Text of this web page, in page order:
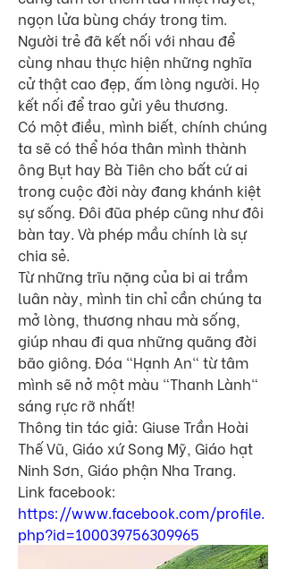
ngọn lửa bùng cháy trong tim.
Người trẻ đã kết nối với nhau để
cùng nhau thực hiện những nghĩa
cử thật cao đẹp, ấm lòng người. Họ
kết nối để trao gửi yêu thương.
Có một điều, mình biết, chính chúng
ta sẽ có thể hóa thân mình thành
ông Bụt hay Bà Tiên cho bất cứ ai
trong cuộc đời này đang khánh kiệt
sự sống. Đôi đũa phép cũng như đôi
bàn tay. Và phép mầu chính là sự
chia sẻ.
Từ những trĩu nặng của bi ai trầm
luân này, mình tin chỉ cần chúng ta
mở lòng, thương nhau mà sống,
giúp nhau đi qua những quãng đời
bão giông. Đóa "Hạnh An" từ tâm
mình sẽ nở một màu "Thanh Lành"
sáng rực rỡ nhất!
Thông tin tác giả: Giuse Trần Hoài
Thế Vũ, Giáo xứ Song Mỹ, Giáo hạt
Ninh Sơn, Giáo phận Nha Trang.
https://www.facebook.com/profile.
php?id=100039756309965